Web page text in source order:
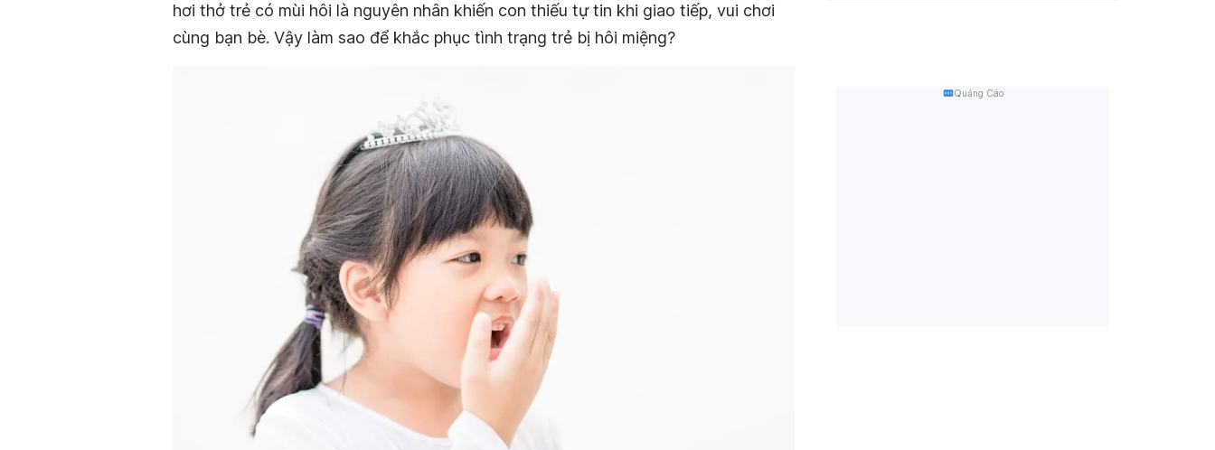
hơi thở trẻ có mùi hôi là nguyên nhân khiến con thiếu tự tin khi giao tiếp, vui chơi
cùng bạn bè. Vậy làm sao để khắc phục tình trạng trẻ bị hôi miệng?
Quảng Cáo